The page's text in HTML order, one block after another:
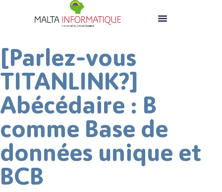
[Parlez-vous
TITANLINK?]
Abécédaire : B
comme Base de
données unique et
BCB